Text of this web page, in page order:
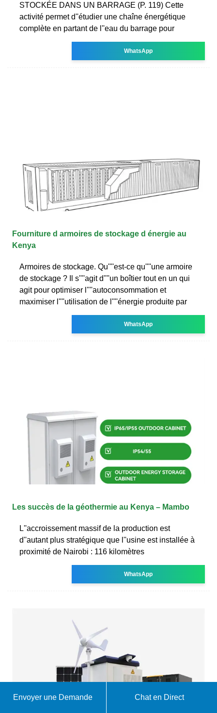
STOCKÉE DANS UN BARRAGE (P. 119) Cette
activité permet d''étudier une chaîne énergétique
complète en partant de l''eau du barrage pour
WhatsApp
Fourniture d armoires de stockage d énergie au
Kenya
Armoires de stockage. Qu''''est-ce qu''''une armoire
de stockage ? Il s''''agit d''''un boîtier tout en un qui
agit pour optimiser l''''autoconsommation et
maximiser l''''utilisation de l''''énergie produite par
WhatsApp
Les succès de la géothermie au Kenya – Mambo
L''accroissement massif de la production est
d''autant plus stratégique que l''usine est installée à
proximité de Nairobi : 116 kilomètres
WhatsApp
Envoyer une Demande Chat en Direct